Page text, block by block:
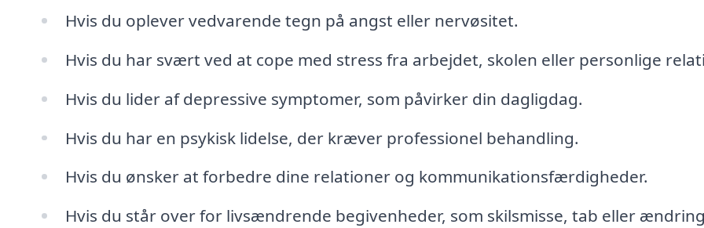
Hvis du oplever vedvarende tegn på angst eller nervøsitet.
Hvis du har svært ved at cope med stress fra arbejdet, skolen eller personlige
Hvis du lider af depressive symptomer, som påvirker din dagligdag.
Hvis du har en psykisk lidelse, der kræver professionel behandling.
Hvis du ønsker at forbedre dine relationer og kommunikationsfærdigheder.
Hvis du står over for livsændrende begivenheder, som skilsmisse, tab eller